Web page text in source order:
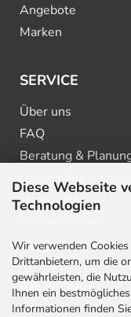
Diese Webseite
Technologien
Wir verwenden
Drittanbietern, um die
gewährleisten, die
Ihnen ein
Informationen finden
Angebote
Marken
SERVICE
Über uns
FAQ
Beratung &
Downloads &
Newsletter
Stellenangebote
Kontakt
Rabatt Codes